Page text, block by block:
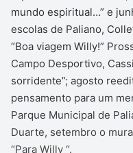
mundo espiritual…” e
escolas de Paliano,
“Boa viagem Willy!”
Campo Desportivo,
sorridente”; agosto
pensamento para um
Parque Municipal de
Duarte, setembro o
“Para Willy “.